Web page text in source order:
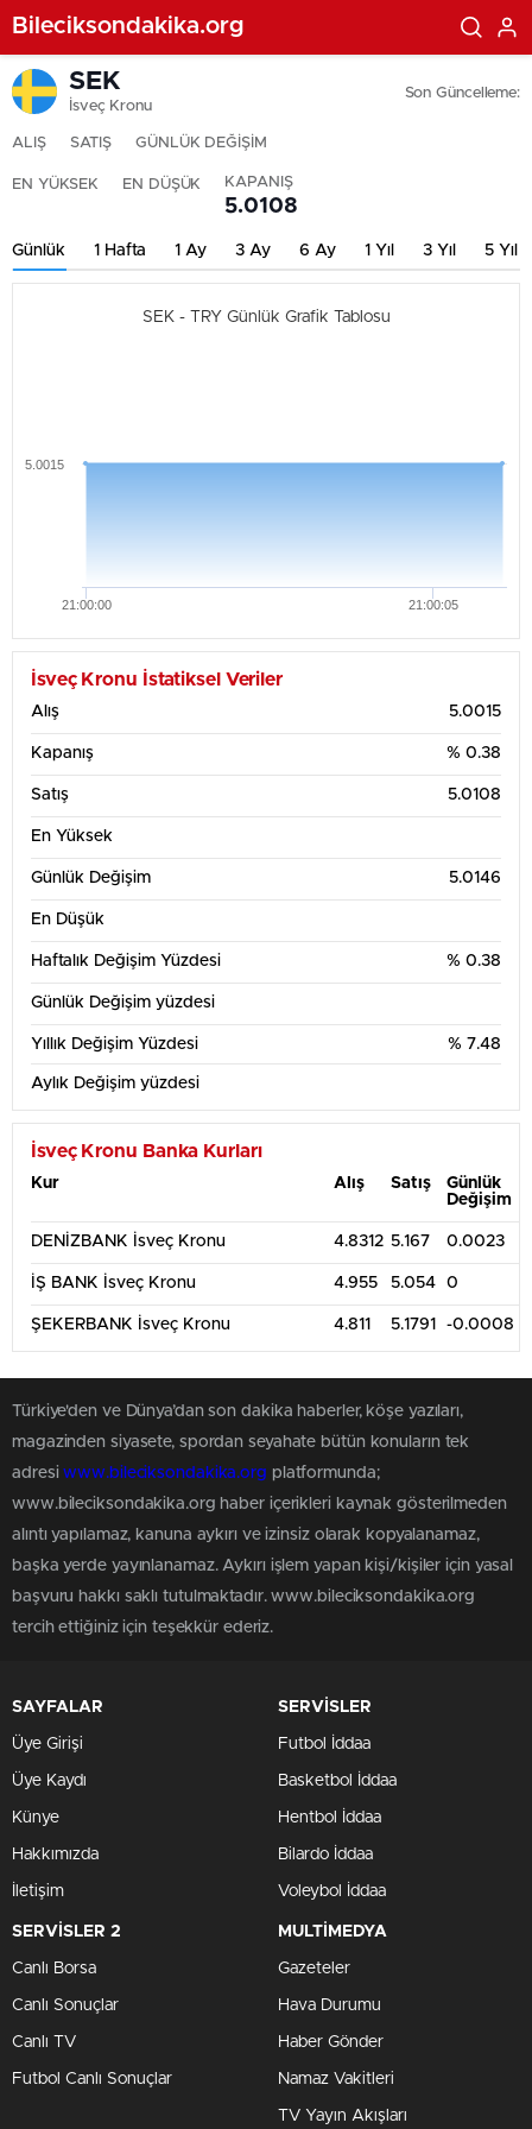
Bileciksondakika.org
SEK
İsveç Kronu
Son Güncelleme:
ALIŞ SATIŞ GÜNLÜK DEĞİŞİM
EN YÜKSEK EN DÜŞÜK KAPANIŞ
5.0108
Günlük 1 Hafta 1 Ay 3 Ay 6 Ay 1 Yıl 3 Yıl 5 Yıl
SEK - TRY Günlük Grafik Tablosu
21:00:00 21:00:05
5.0015
İsveç Kronu İstatiksel Veriler
Alış 5.0015
Kapanış % 0.38
Satış 5.0108
En Yüksek
Günlük Değişim 5.0146
En Düşük
Haftalık Değişim Yüzdesi % 0.38
Günlük Değişim yüzdesi
Yıllık Değişim Yüzdesi % 7.48
Aylık Değişim yüzdesi
İsveç Kronu Banka Kurları
Kur Alış Satış
Günlük
Değişim
DENİZBANK İsveç Kronu 4.8312 5.167 0.0023
İŞ BANK İsveç Kronu 4.955 5.054 0
ŞEKERBANK İsveç Kronu 4.811 5.1791 -0.0008
Türkiye'den ve Dünya’dan son dakika haberler, köşe yazıları,
magazinden siyasete, spordan seyahate bütün konuların tek
adresiwww.bileciksondakika.org platformunda;
www.bileciksondakika.org haber içerikleri kaynak gösterilmeden
alıntı yapılamaz, kanuna aykırı ve izinsiz olarak kopyalanamaz,
başka yerde yayınlanamaz. Aykırı işlem yapan kişi/kişiler için yasal
başvuru hakkı saklı tutulmaktadır. www.bileciksondakika.org
tercih ettiğiniz için teşekkür ederiz.
SAYFALAR
Üye Girişi
Üye Kaydı
Künye
Hakkımızda
İletişim
SERVİSLER
Futbol İddaa
Basketbol İddaa
Hentbol İddaa
Bilardo İddaa
Voleybol İddaa
SERVİSLER 2
Canlı Borsa
Canlı Sonuçlar
Canlı TV
Futbol Canlı Sonuçlar
MULTİMEDYA
Gazeteler
Hava Durumu
Haber Gönder
Namaz Vakitleri
TV Yayın Akışları